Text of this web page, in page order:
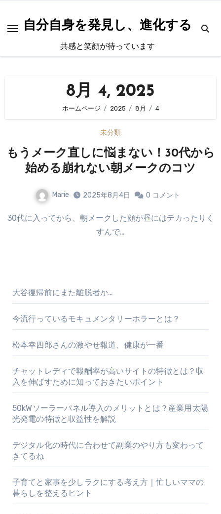
自分自身を発見し、進化する
共感と笑顔が待っています
8月 4, 2025
ホームページ 2025 8月 4
未分類
もうメーク直しに悩まない！30代から
始める崩れない朝メークのコツ
Marie 2025年8月4日 0 コメント
30代に入ってから、朝メークした顔が昼にはテカったりく
すんで…
大谷復帰前にまた離脱者か…
今流行っているモキュメンタリーホラーとは？
松本幸四郎さんの激やせ報道、健康が一番
チャットレディで報酬率が高いサイトの特徴とは？収
入を伸ばすために知っておきたいポイント
50kWソーラーパネル導入のメリットとは？産業用太陽
光発電の特徴と収益性を解説
デジタル化の時代に合わせて副業のやり方も変わって
きてるね
子育てと家事を少しラクにする考え方｜忙しいママの
暮らしを整えるヒント